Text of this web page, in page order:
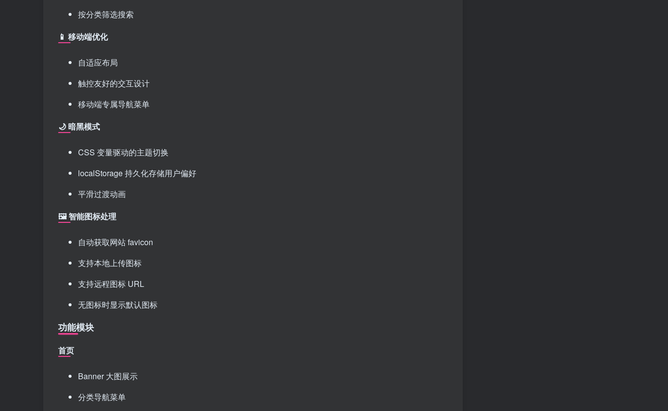
按分类筛选搜索
📱 移动端优化
自适应布局
触控友好的交互设计
移动端专属导航菜单
🌙 暗黑模式
CSS 变量驱动的主题切换
localStorage 持久化存储用户偏好
平滑过渡动画
🖼️ 智能图标处理
自动获取网站 favicon
支持本地上传图标
支持远程图标 URL
无图标时显示默认图标
功能模块
首页
Banner 大图展示
分类导航菜单